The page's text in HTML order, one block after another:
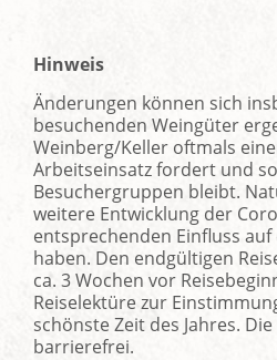
Hinweis
Änderungen können sich
besuchenden Weingüter
Weinberg/Keller oftmals
Arbeitseinsatz fordert und
Besuchergruppen bleibt.
weitere Entwicklung der
entsprechenden Einfluss auf
haben. Den endgültigen
ca. 3 Wochen vor
Reiselektüre zur
schönste Zeit des Jahres.
barrierefrei.